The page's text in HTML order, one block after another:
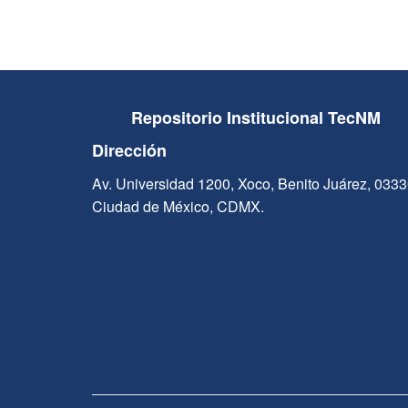
Repositorio Institucional TecNM
Dirección
Av. Universidad 1200, Xoco, Benito Juárez,
Ciudad de México, CDMX.